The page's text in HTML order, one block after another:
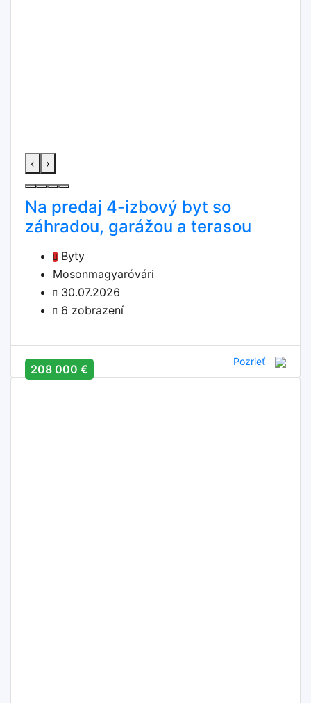
‹ ›
208 000 €
Na predaj 4-izbový byt so
záhradou, garážou a terasou
Byty
Mosonmagyaróvári
30.07.2026
6 zobrazení
Pozrieť